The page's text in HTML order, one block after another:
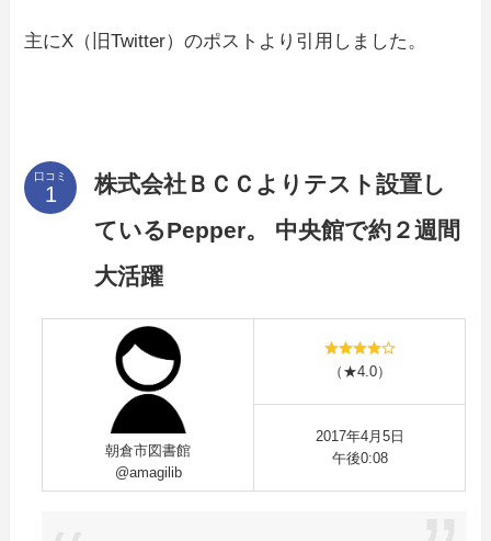
主にX（旧Twitter）のポストより引用しました。
口コミ
株式会社ＢＣＣよりテスト設置し
ているPepper。 中央館で約２週間
大活躍
朝倉市図書館
@amagilib
（★4.0）
2017年4月5日
午後0:08